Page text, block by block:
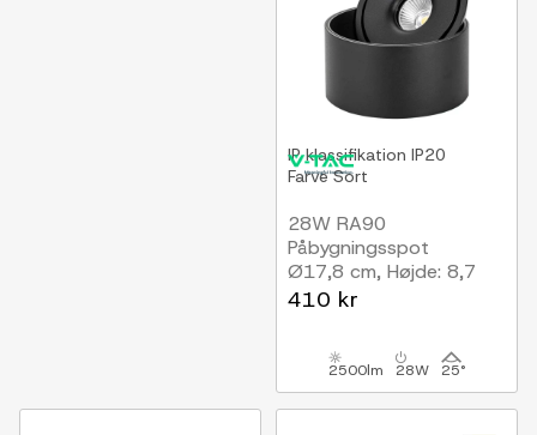
IP klassifikation IP20
FarveSort
28W RA90
Påbygningsspot
Ø17,8 cm, Højde: 8,7
cm, Sort, CCT - 3
410 kr
2500lm 28W 25°